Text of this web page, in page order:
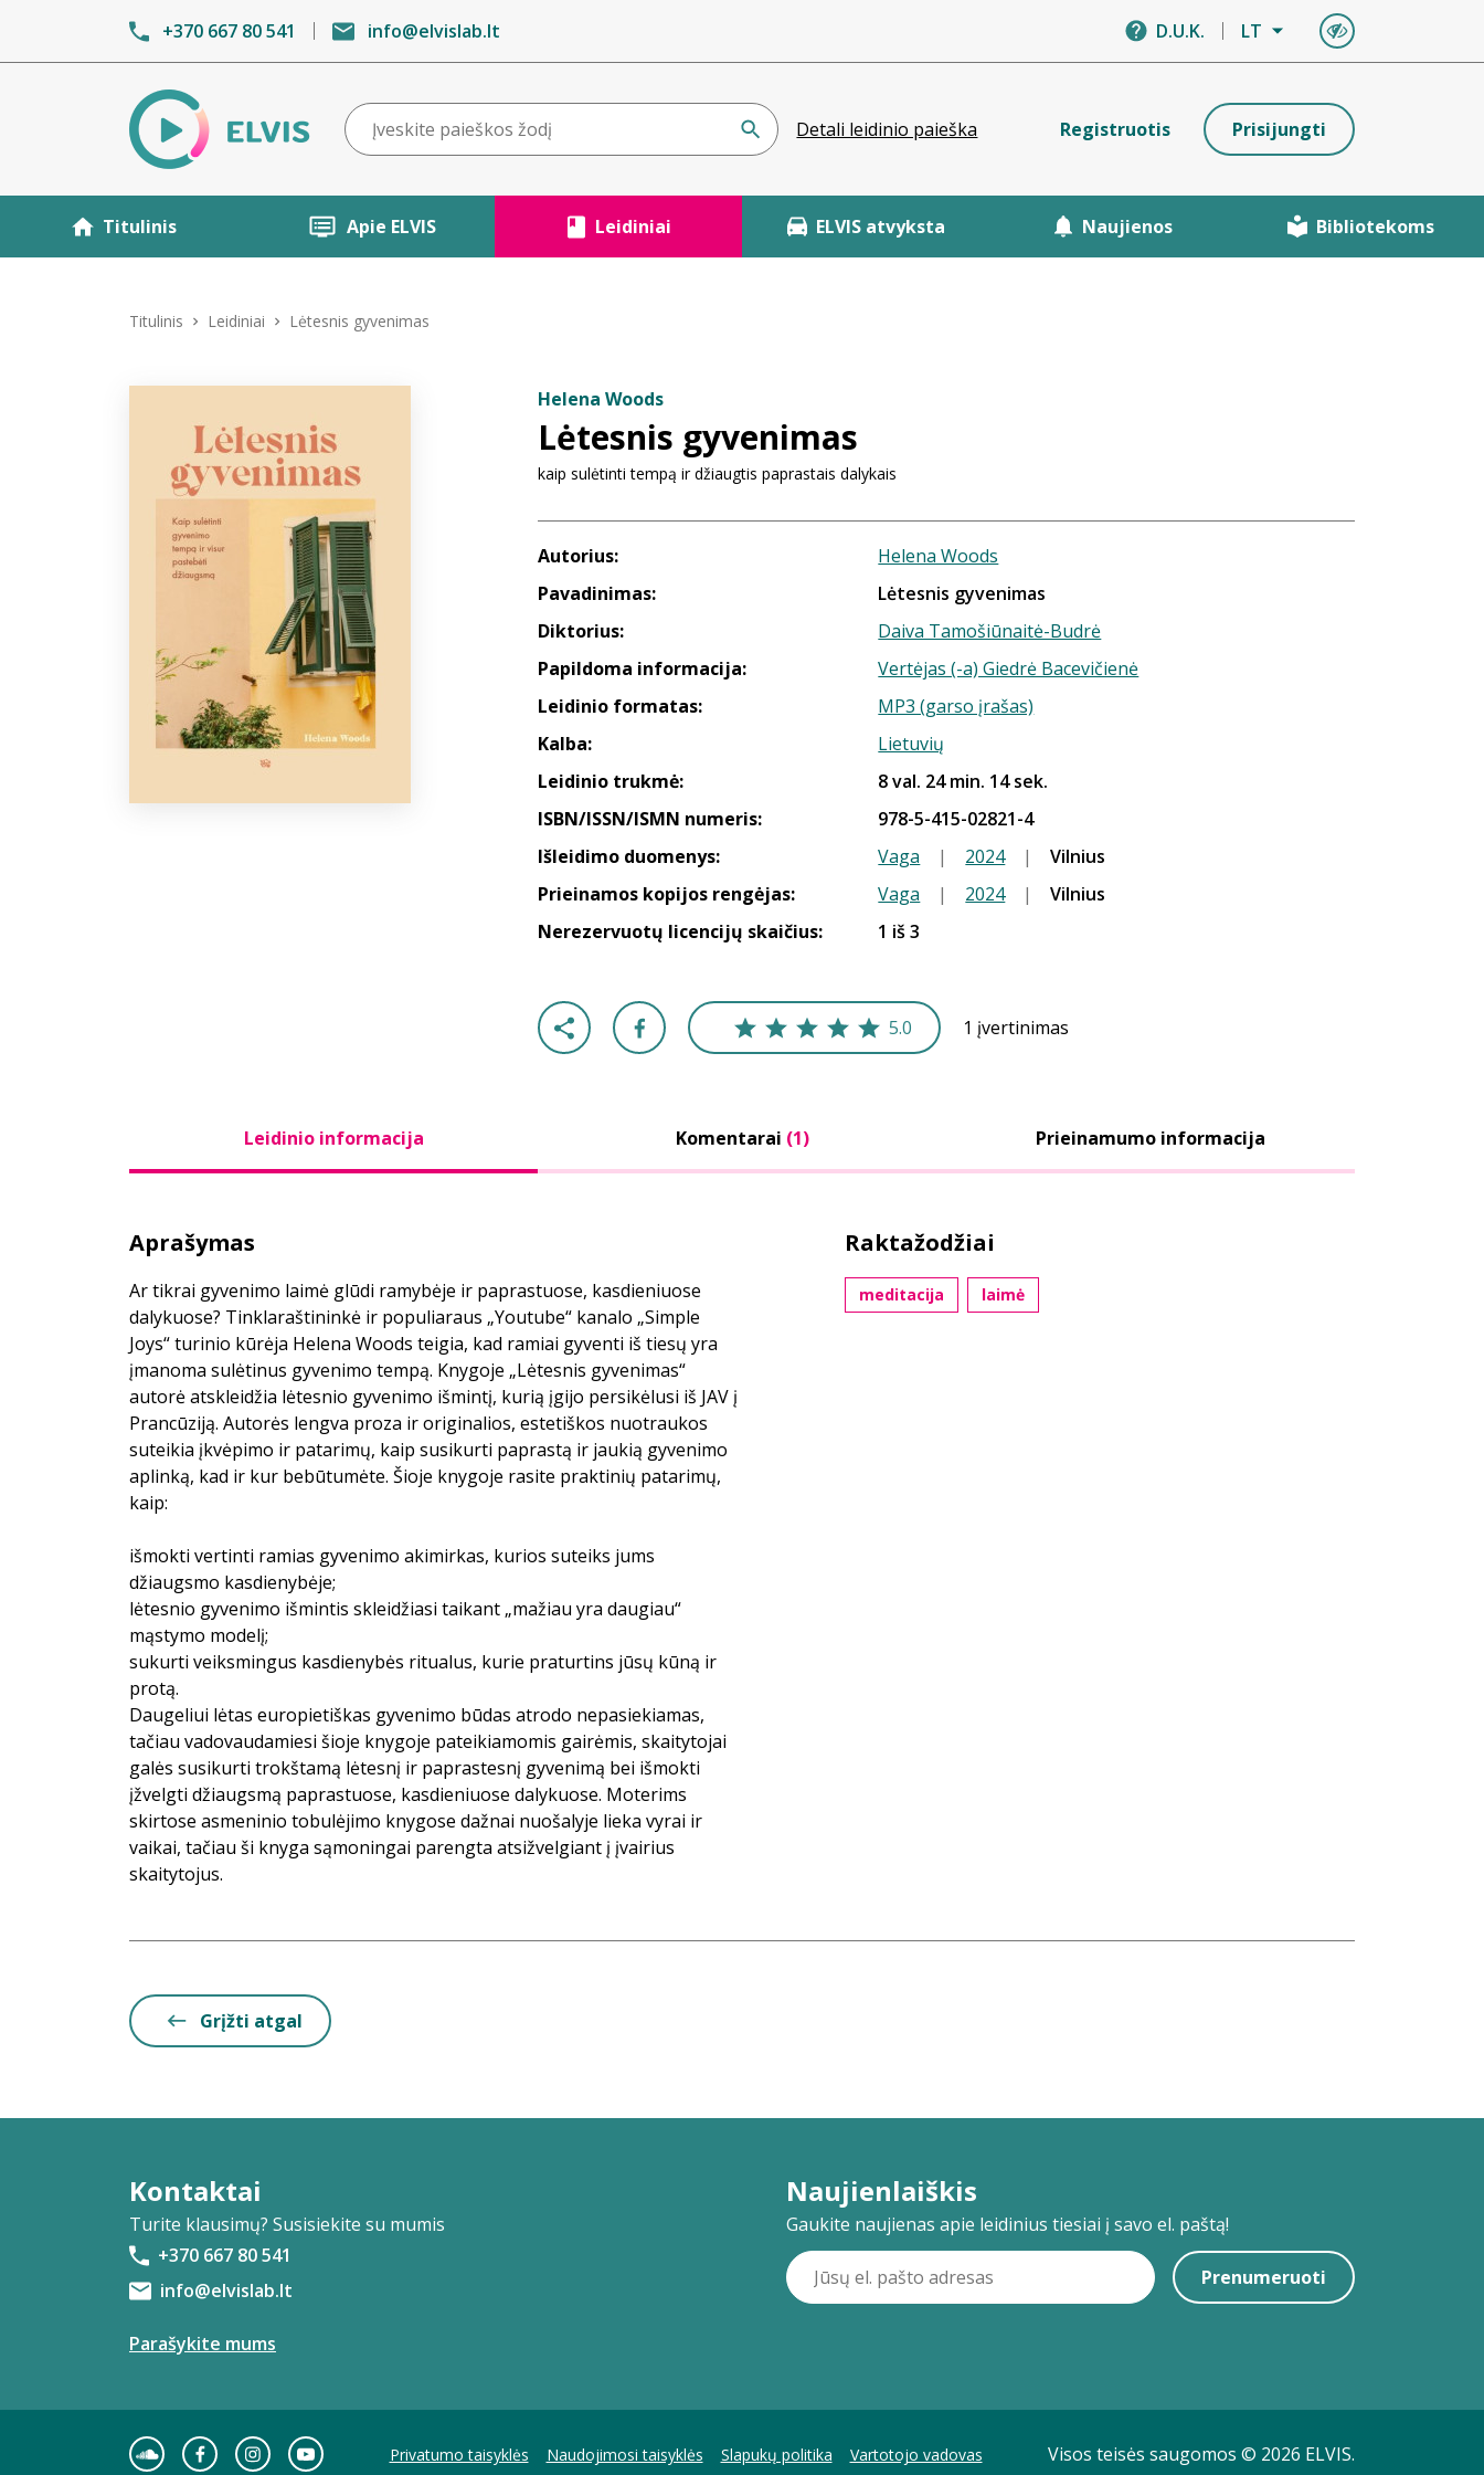
+370 667 80 541 info@elvislab.lt D.U.K. LT
Detali leidinio paieška Registruotis Prisijungti
Titulinis Apie ELVIS Leidiniai ELVIS atvyksta Naujienos Bibliotekoms
Titulinis Leidiniai Lėtesnis gyvenimas
Helena Woods
Lėtesnis gyvenimas
kaip sulėtinti tempą ir džiaugtis paprastais dalykais
Autorius:
Helena Woods
Pavadinimas:
Lėtesnis gyvenimas
Diktorius:
Daiva Tamošiūnaitė-Budrė
Papildoma informacija:
Vertėjas (-a) Giedrė Bacevičienė
Leidinio formatas:
MP3 (garso įrašas)
Kalba:
Lietuvių
Leidinio trukmė:
8 val. 24 min. 14 sek.
ISBN/ISSN/ISMN numeris:
978-5-415-02821-4
Išleidimo duomenys:
Vaga | 2024 |
Vilnius
Prieinamos kopijos rengėjas:
Vaga | 2024 |
Vilnius
Nerezervuotų licencijų skaičius:
1 iš 3
5.0 1 įvertinimas
Leidinio informacija Komentarai (1) Prieinamumo informacija
Aprašymas
Ar tikrai gyvenimo laimė glūdi ramybėje ir paprastuose, kasdieniuose
dalykuose? Tinklaraštininkė ir populiaraus „Youtube“ kanalo „Simple
Joys“ turinio kūrėja Helena Woods teigia, kad ramiai gyventi iš tiesų yra
įmanoma sulėtinus gyvenimo tempą. Knygoje „Lėtesnis gyvenimas“
autorė atskleidžia lėtesnio gyvenimo išmintį, kurią įgijo persikėlusi iš JAV į
Prancūziją. Autorės lengva proza ir originalios, estetiškos nuotraukos
suteikia įkvėpimo ir patarimų, kaip susikurti paprastą ir jaukią gyvenimo
aplinką, kad ir kur bebūtumėte. Šioje knygoje rasite praktinių patarimų,
kaip:
išmokti vertinti ramias gyvenimo akimirkas, kurios suteiks jums
džiaugsmo kasdienybėje;
lėtesnio gyvenimo išmintis skleidžiasi taikant „mažiau yra daugiau“
mąstymo modelį;
sukurti veiksmingus kasdienybės ritualus, kurie praturtins jūsų kūną ir
protą.
Daugeliui lėtas europietiškas gyvenimo būdas atrodo nepasiekiamas,
tačiau vadovaudamiesi šioje knygoje pateikiamomis gairėmis, skaitytojai
galės susikurti trokštamą lėtesnį ir paprastesnį gyvenimą bei išmokti
įžvelgti džiaugsmą paprastuose, kasdieniuose dalykuose. Moterims
skirtose asmeninio tobulėjimo knygose dažnai nuošalyje lieka vyrai ir
vaikai, tačiau ši knyga sąmoningai parengta atsižvelgiant į įvairius
skaitytojus.
Raktažodžiai
meditacija laimė
Grįžti atgal
Kontaktai
Turite klausimų? Susisiekite su mumis
+370 667 80 541
info@elvislab.lt
Parašykite mums
Naujienlaiškis
Gaukite naujienas apie leidinius tiesiai į savo el. paštą!
Prenumeruoti
Visos teisės saugomos © 2026 ELVIS.
Privatumo taisyklės Naudojimosi taisyklės Slapukų politika Vartotojo vadovas